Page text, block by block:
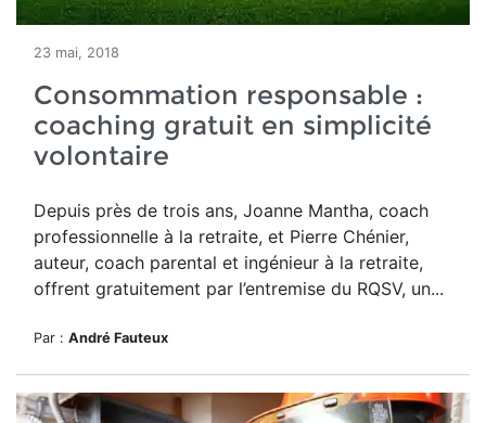
23 mai, 2018
Consommation responsable :
coaching gratuit en simplicité
volontaire
Depuis près de trois ans, Joanne Mantha, coach
professionnelle à la retraite, et Pierre Chénier,
auteur, coach parental et ingénieur à la retraite,
offrent gratuitement par l’entremise du RQSV, un...
Par : André Fauteux